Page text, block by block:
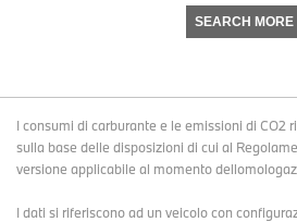
SEARCH MORE
I consumi di carburante e le emissioni di CO2
sulla base delle disposizioni di cui al
versione applicabile al momento
I dati si riferiscono ad un veicolo con